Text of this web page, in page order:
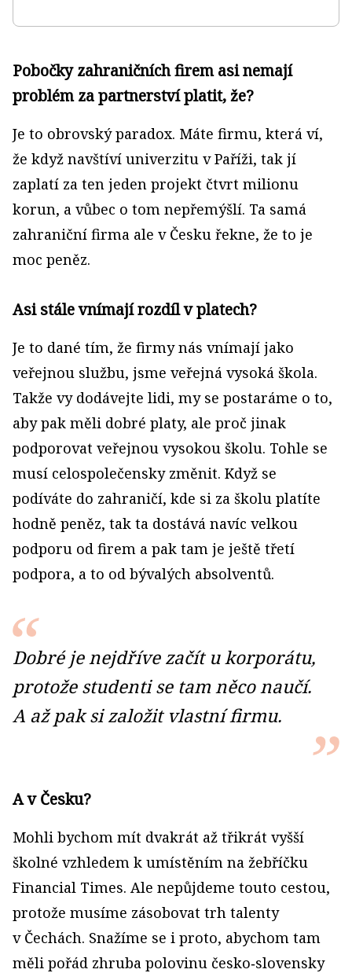
Pobočky zahraničních firem asi nemají
problém za partnerství platit, že?
Je to obrovský paradox. Máte firmu, která ví,
že když navštíví univerzitu v Paříži, tak jí
zaplatí za ten jeden projekt čtvrt milionu
korun, a vůbec o tom nepřemýšlí. Ta samá
zahraniční firma ale v Česku řekne, že to je
moc peněz.
Asi stále vnímají rozdíl v platech?
Je to dané tím, že firmy nás vnímají jako
veřejnou službu, jsme veřejná vysoká škola.
Takže vy dodávejte lidi, my se postaráme o to,
aby pak měli dobré platy, ale proč jinak
podporovat veřejnou vysokou školu. Tohle se
musí celospolečensky změnit. Když se
podíváte do zahraničí, kde si za školu platíte
hodně peněz, tak ta dostává navíc velkou
podporu od firem a pak tam je ještě třetí
podpora, a to od bývalých absolventů.
Dobré je nejdříve začít u korporátu,
protože studenti se tam něco naučí.
A až pak si založit vlastní firmu.
A v Česku?
Mohli bychom mít dvakrát až třikrát vyšší
školné vzhledem k umístěním na žebříčku
Financial Times. Ale nepůjdeme touto cestou,
protože musíme zásobovat trh talenty
v Čechách. Snažíme se i proto, abychom tam
měli pořád zhruba polovinu česko‑slovensky